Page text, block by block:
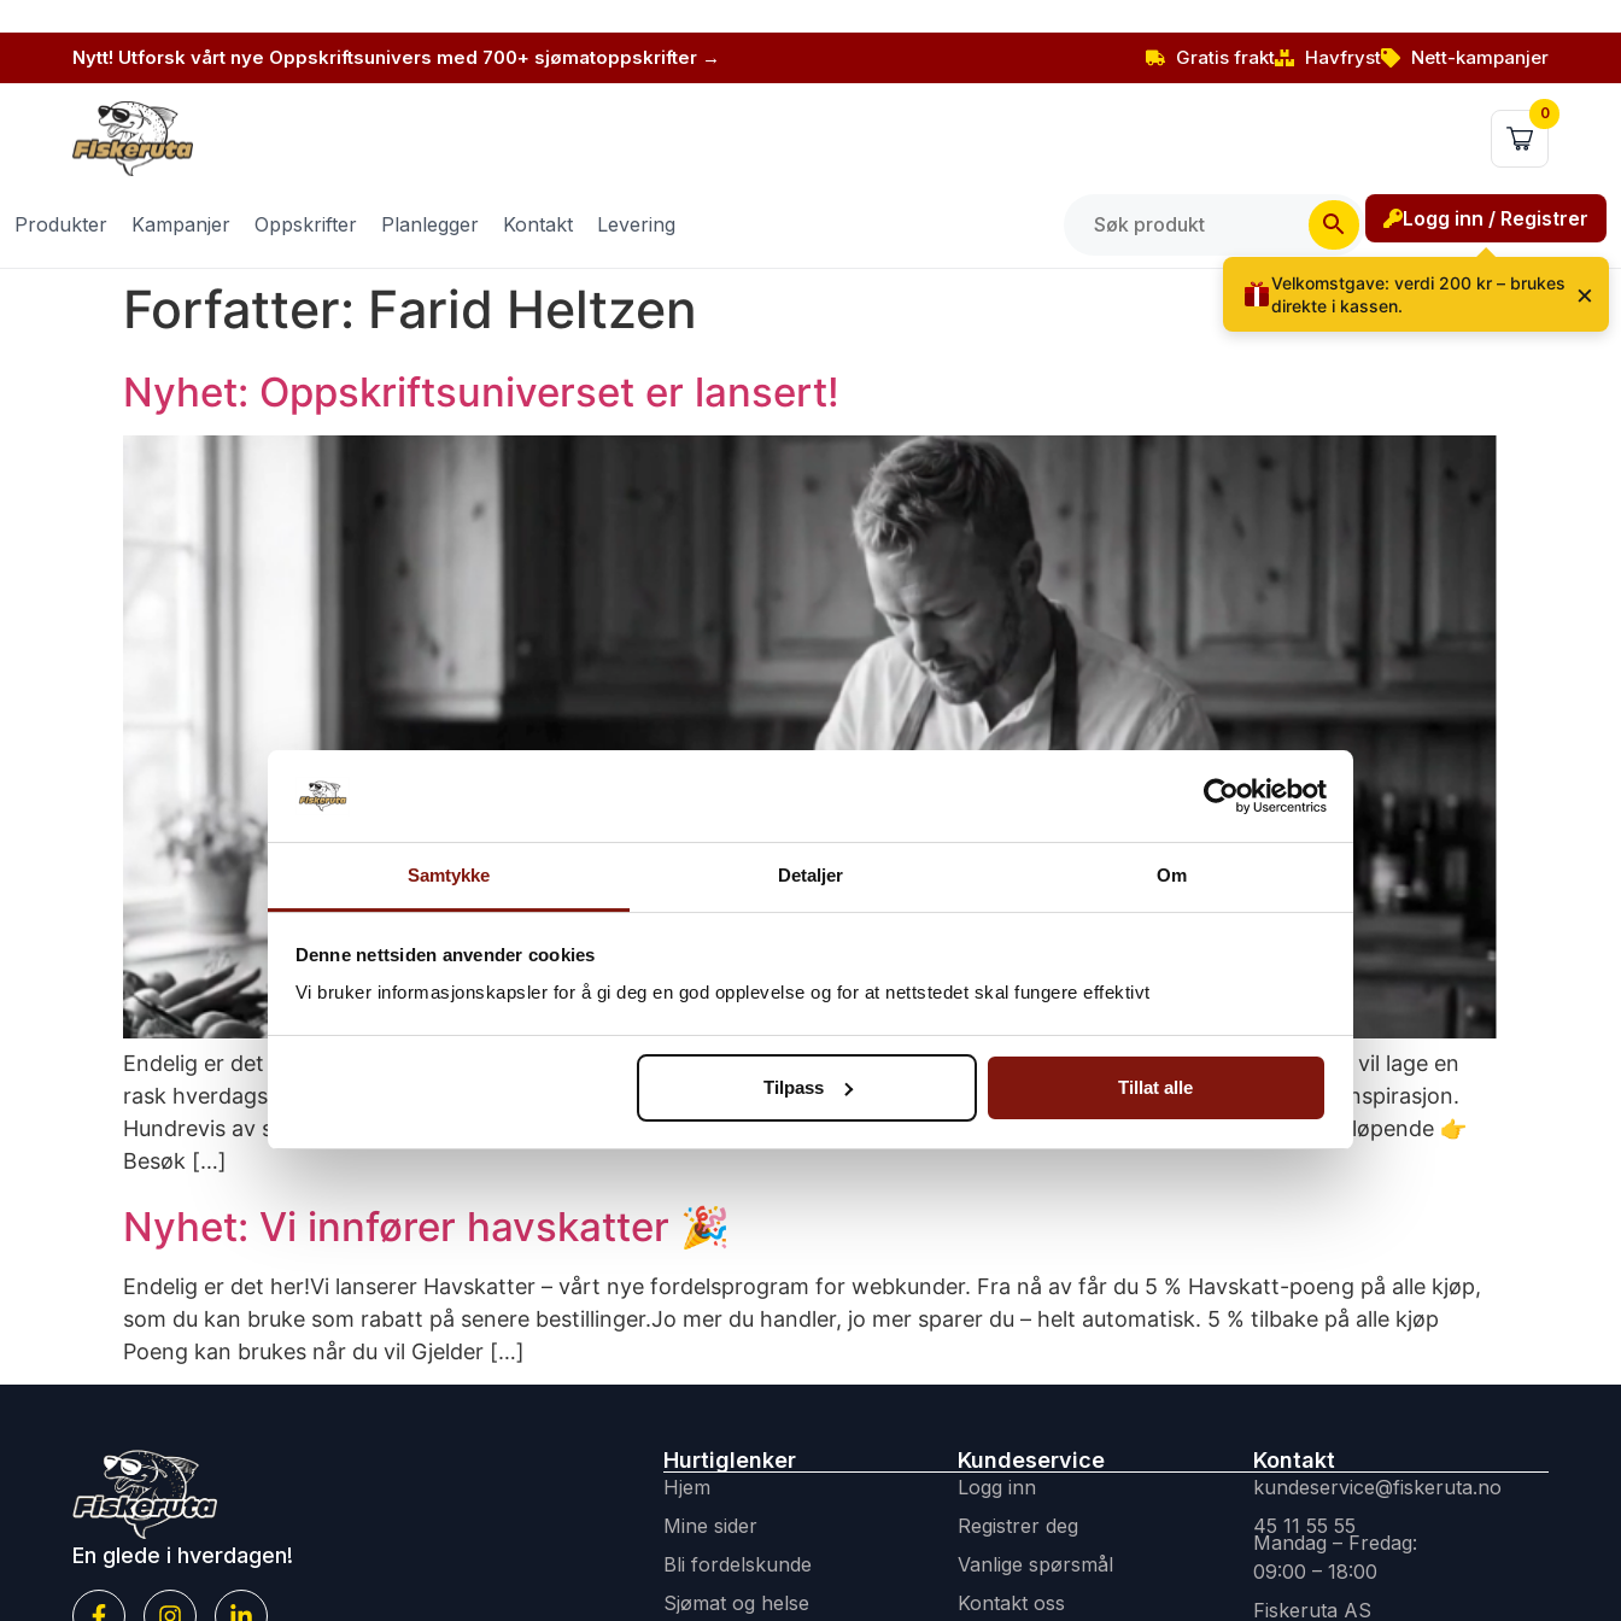
Samtykke Detaljer Om
Denne nettsiden anvender cookies
Vi bruker informasjonskapsler for å gi deg en god opplevelse og for at nettstedet skal fungere effektivt
Tilpass Tillat alle
Nytt! Utforsk vårt nye Oppskriftsunivers med 700+ sjømatoppskrifter → Gratis frakt Havfryst Nett-kampanjer
0
Produkter Kampanjer Oppskrifter Planlegger Kontakt Levering Logg inn / Registrer
Forfatter: Farid Heltzen
Nyhet: Oppskriftsuniverset er lansert!
Endelig er det her! Vi har lansert vårt helt nye oppskriftsunivers med hundrevis av smakfulle sjømatoppskrifter. Enten du vil lage en
rask hverdagsmiddag eller imponere gjestene, finner du oppskrifter med steg-for-steg-beskrivelser, filtrering og masse inspirasjon.
Hundrevis av sjømatoppskrifter Enkle og raske middager Filtrer etter fisk, tid og anledning Nye oppskrifter legges til fortløpende 👉
Besøk […]
Nyhet: Vi innfører havskatter 🎉
Endelig er det her!Vi lanserer Havskatter – vårt nye fordelsprogram for webkunder. Fra nå av får du 5 % Havskatt-poeng på alle kjøp,
som du kan bruke som rabatt på senere bestillinger.Jo mer du handler, jo mer sparer du – helt automatisk. 5 % tilbake på alle kjøp
Poeng kan brukes når du vil Gjelder […]
En glede i hverdagen!
Hurtiglenker
Hjem
Mine sider
Bli fordelskunde
Sjømat og helse
Kundeservice
Logg inn
Registrer deg
Vanlige spørsmål
Kontakt oss
Kontakt
kundeservice@fiskeruta.no
45 11 55 55
Mandag – Fredag:
09:00 – 18:00
Fiskeruta AS
Velkomstgave: verdi 200 kr – brukes
direkte i kassen.
×